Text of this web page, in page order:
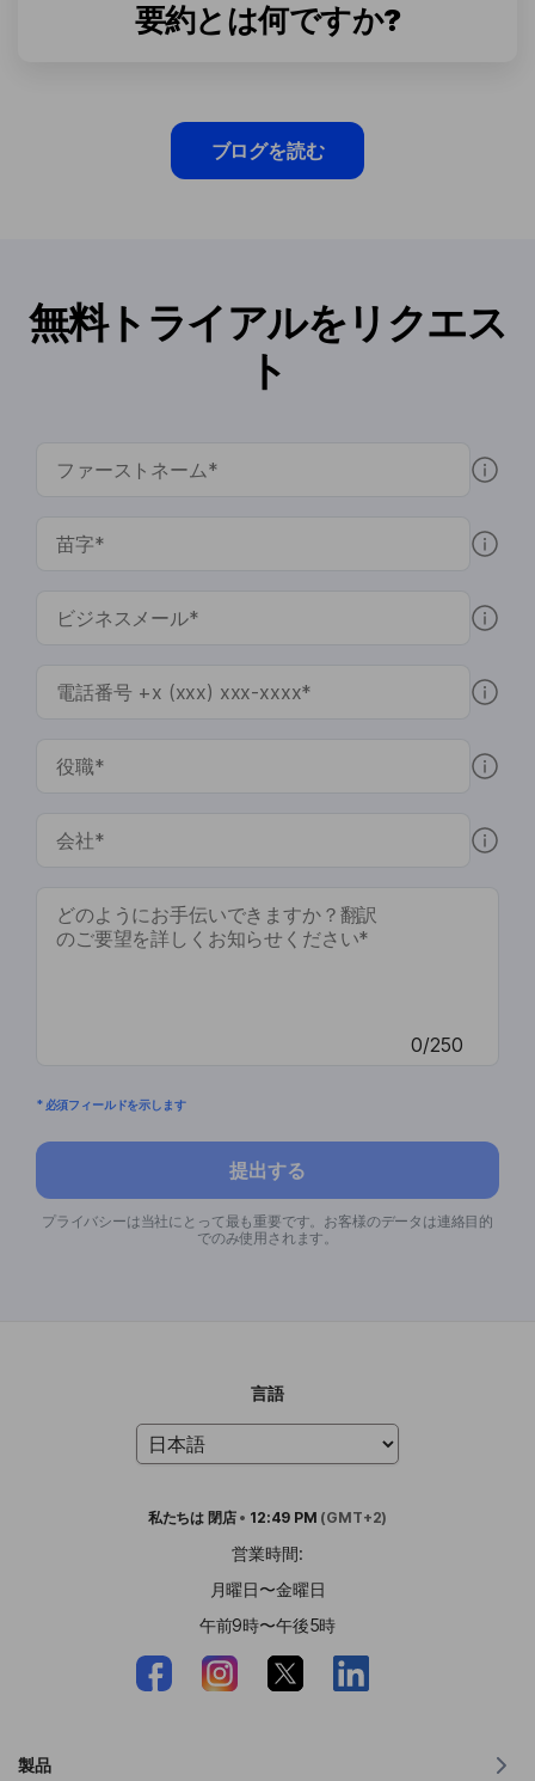
要約とは何ですか?
ブログを読む
無料トライアルをリクエス
ト
0/250
* 必須フィールドを示します
提出する
プライバシーは当社にとって最も重要です。お客様のデータは連絡目的
でのみ使用されます。
言語
私たちは 閉店 • 12:49 PM (GMT+2)
営業時間:
月曜日〜金曜日
午前9時〜午後5時
製品